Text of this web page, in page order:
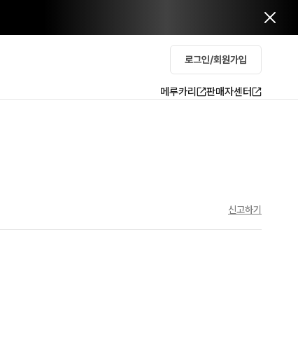
로그인/회원가입
메루카리 판매자센터
신고하기